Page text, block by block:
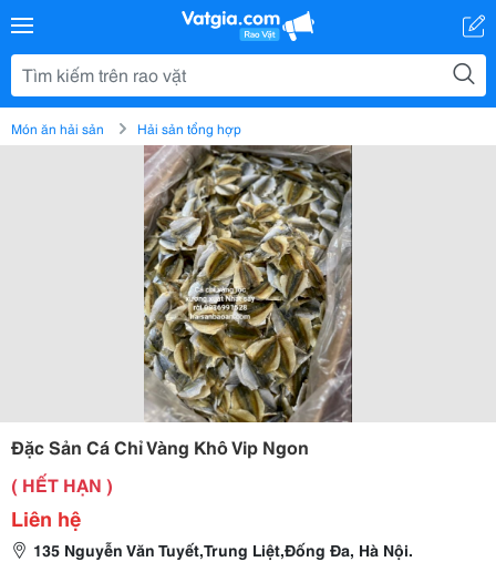
Món ăn hải sản Hải sản tổng hợp
Đặc Sản Cá Chỉ Vàng Khô Vip Ngon
( HẾT HẠN )
Liên hệ
135 Nguyễn Văn Tuyết,Trung Liệt,Đống Đa, Hà Nội.